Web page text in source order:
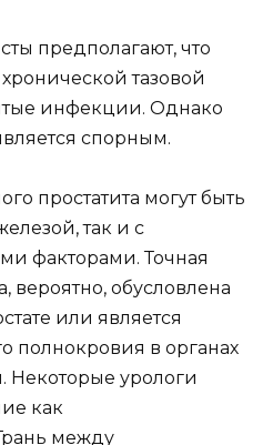
предполагают, что
тазовой
инфекции. Однако
спорным.
простатита могут быть
так и с
факторами. Точная
вероятно, обусловлена
или является
полнокровия в органах
Некоторые урологи
как
между